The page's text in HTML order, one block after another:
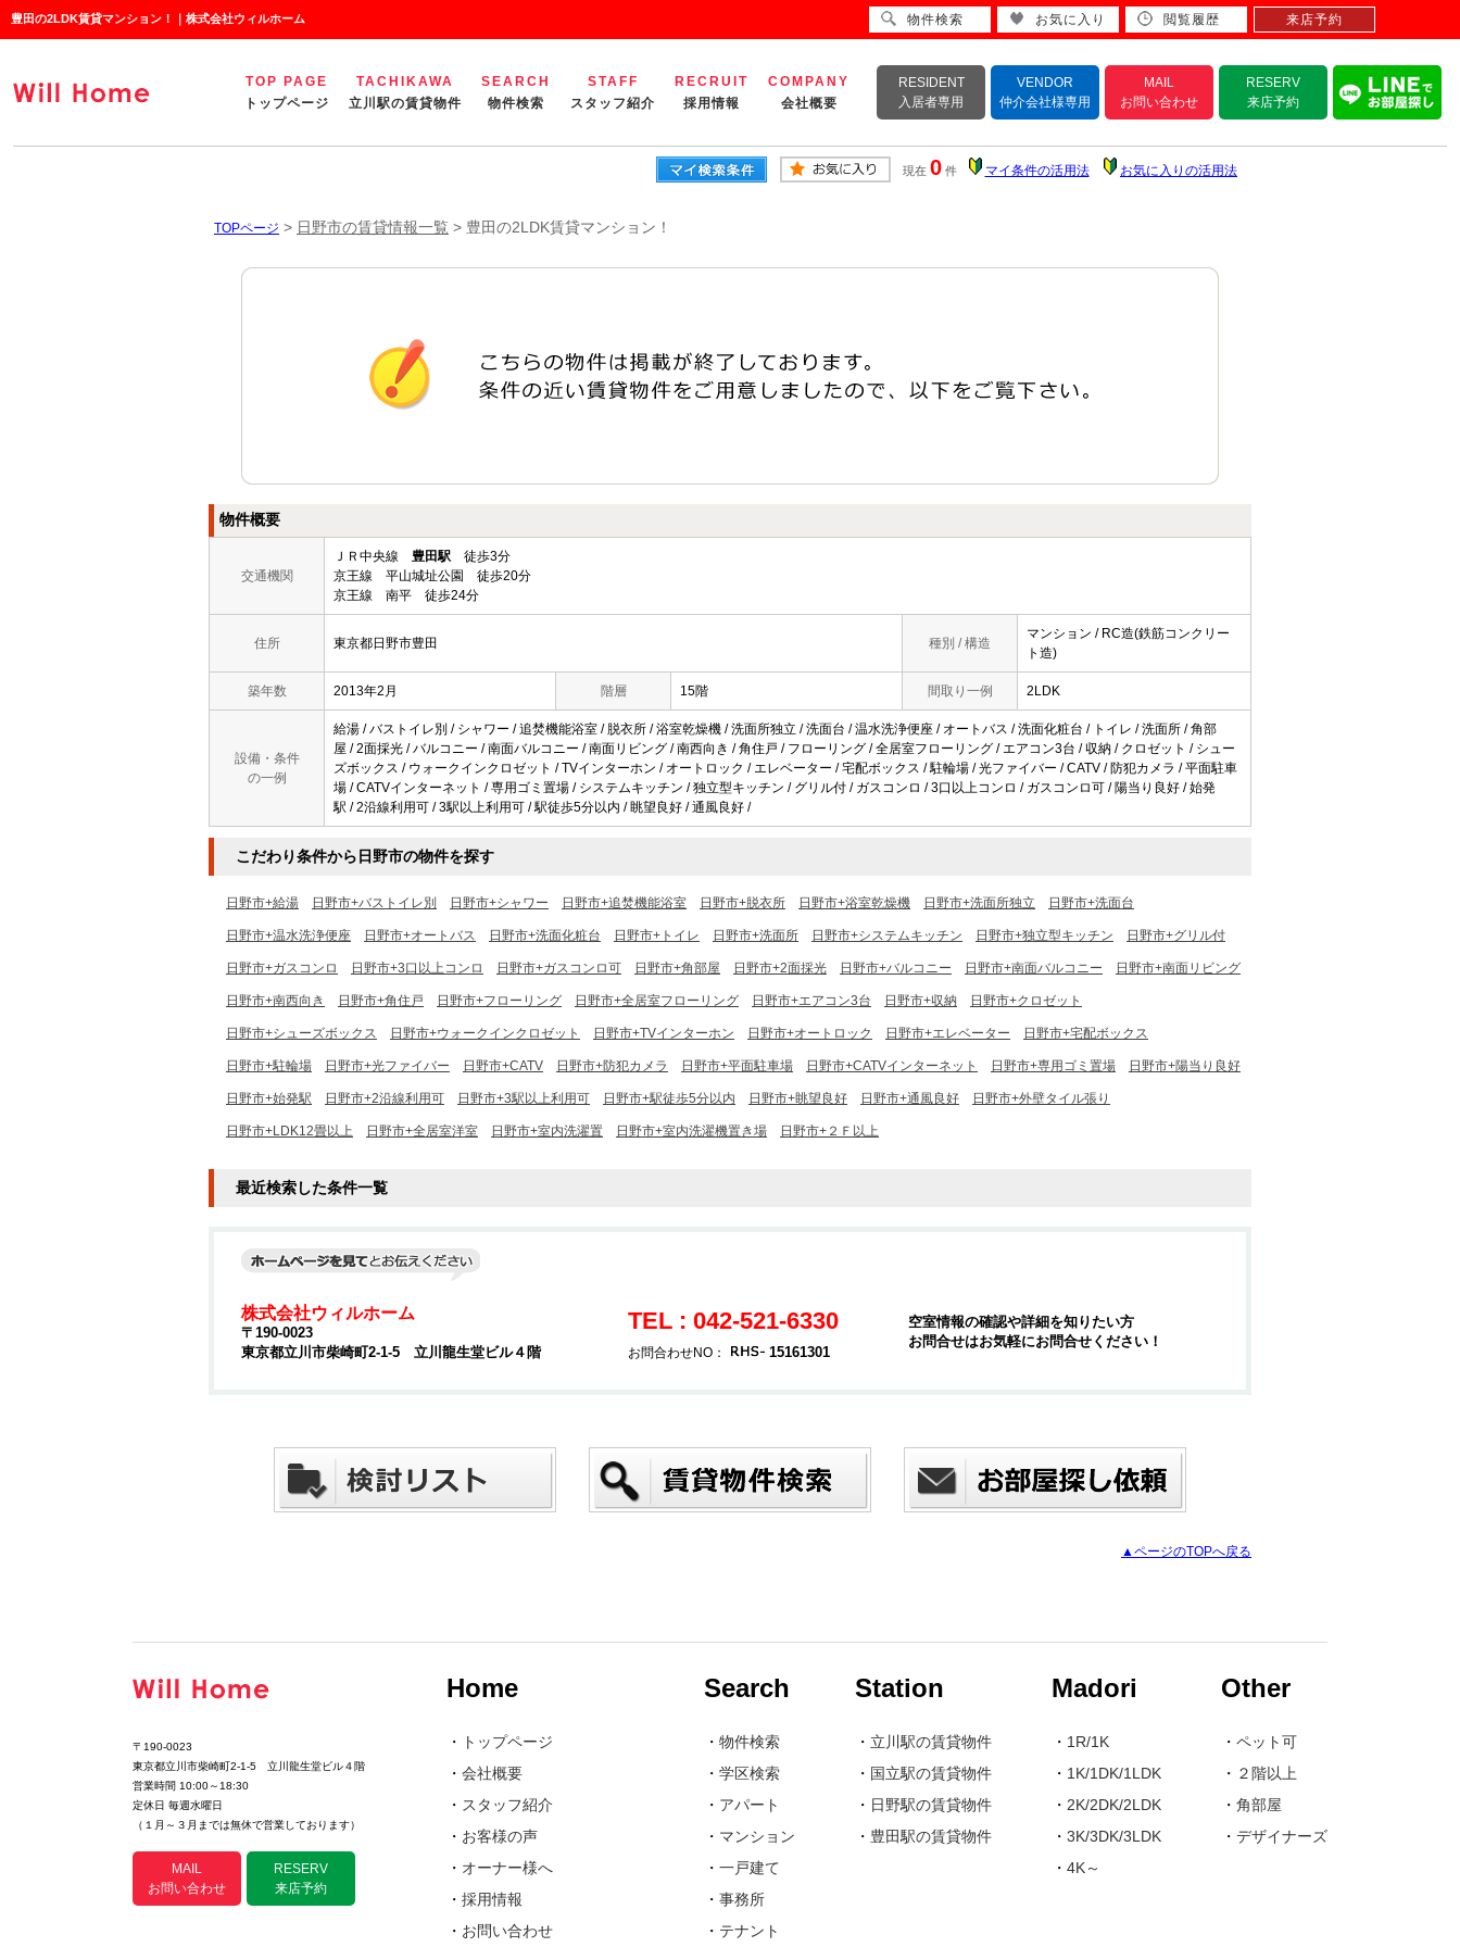
豊田の2LDK賃貸マンション！｜株式会社ウィルホーム
TOP PAGE
トップページ
TACHIKAWA
立川駅の賃貸物件
SEARCH
物件検索
STAFF
スタッフ紹介
RECRUIT
採用情報
COMPANY
会社概要
RESIDENT
入居者専用
VENDOR
仲介会社様専用
MAIL
お問い合わせ
RESERV
来店予約
現在 0 件 マイ条件の活用法 お気に入りの活用法
TOPページ > 日野市の賃貸情報一覧 > 豊田の2LDK賃貸マンション！
物件概要
交通機関
ＪＲ中央線 豊田駅 徒歩3分
京王線 平山城址公園 徒歩20分
京王線 南平 徒歩24分
住所 東京都日野市豊田 種別 / 構造
マンション / RC造(鉄筋コンクリー
ト造)
築年数 2013年2月 階層 15階 間取り一例 2LDK
設備・条件
の一例
給湯 / バストイレ別 / シャワー / 追焚機能浴室 / 脱衣所 / 浴室乾燥機 / 洗面所独立 / 洗面台 / 温水洗浄便座 / オートバス / 洗面化粧台 / トイレ / 洗面所 / 角部
屋 / 2面採光 / バルコニー / 南面バルコニー / 南面リビング / 南西向き / 角住戸 / フローリング / 全居室フローリング / エアコン3台 / 収納 / クロゼット / シュー
ズボックス / ウォークインクロゼット / TVインターホン / オートロック / エレベーター / 宅配ボックス / 駐輪場 / 光ファイバー / CATV / 防犯カメラ / 平面駐車
場 / CATVインターネット / 専用ゴミ置場 / システムキッチン / 独立型キッチン / グリル付 / ガスコンロ / 3口以上コンロ / ガスコンロ可 / 陽当り良好 / 始発
駅 / 2沿線利用可 / 3駅以上利用可 / 駅徒歩5分以内 / 眺望良好 / 通風良好 /
こだわり条件から日野市の物件を探す
日野市+給湯 日野市+バストイレ別 日野市+シャワー 日野市+追焚機能浴室 日野市+脱衣所 日野市+浴室乾燥機 日野市+洗面所独立 日野市+洗面台
日野市+温水洗浄便座 日野市+オートバス 日野市+洗面化粧台 日野市+トイレ 日野市+洗面所 日野市+システムキッチン 日野市+独立型キッチン 日野市+グリル付
日野市+ガスコンロ 日野市+3口以上コンロ 日野市+ガスコンロ可 日野市+角部屋 日野市+2面採光 日野市+バルコニー 日野市+南面バルコニー 日野市+南面リビング
日野市+南西向き 日野市+角住戸 日野市+フローリング 日野市+全居室フローリング 日野市+エアコン3台 日野市+収納 日野市+クロゼット
日野市+シューズボックス 日野市+ウォークインクロゼット 日野市+TVインターホン 日野市+オートロック 日野市+エレベーター 日野市+宅配ボックス
日野市+駐輪場 日野市+光ファイバー 日野市+CATV 日野市+防犯カメラ 日野市+平面駐車場 日野市+CATVインターネット 日野市+専用ゴミ置場 日野市+陽当り良好
日野市+始発駅 日野市+2沿線利用可 日野市+3駅以上利用可 日野市+駅徒歩5分以内 日野市+眺望良好 日野市+通風良好 日野市+外壁タイル張り
日野市+LDK12畳以上 日野市+全居室洋室 日野市+室内洗濯置 日野市+室内洗濯機置き場 日野市+２Ｆ以上
最近検索した条件一覧
株式会社ウィルホーム
〒190-0023
東京都立川市柴崎町2-1-5 立川龍生堂ビル４階
TEL : 042-521-6330
お問合わせNO： 15161301
空室情報の確認や詳細を知りたい方
お問合せはお気軽にお問合せください！
▲ページのTOPへ戻る
〒190-0023
東京都立川市柴崎町2-1-5 立川龍生堂ビル４階
営業時間 10:00～18:30
定休日 毎週水曜日
（１月～３月までは無休で営業しております）
MAIL
お問い合わせ
RESERV
来店予約
Home
・
トップページ
・ 会社概要
・ スタッフ紹介
・ お客様の声
・ オーナー様へ
・ 採用情報
・ お問い合わせ
Search
・ 物件検索
・ 学区検索
・ アパート
・ マンション
・ 一戸建て
・ 事務所
・ テナント
Station
・ 立川駅の賃貸物件
・ 国立駅の賃貸物件
・ 日野駅の賃貸物件
・ 豊田駅の賃貸物件
Madori
・ 1R/1K
・ 1K/1DK/1LDK
・ 2K/2DK/2LDK
・ 3K/3DK/3LDK
・ 4K～
Other
・ ペット可
・ ２階以上
・ 角部屋
・ デザイナーズ
物件検索 お気に入り 閲覧履歴 来店予約